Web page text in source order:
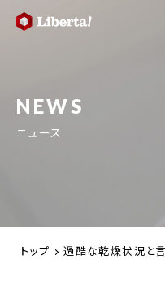
NEWS
ニュース
トップ 過酷な乾燥状況と